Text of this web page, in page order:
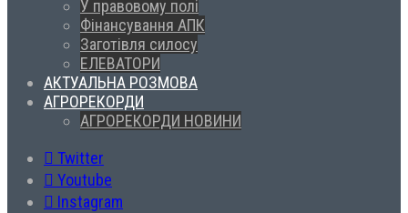
У правовому полі
Фінансування АПК
Заготівля силосу
ЕЛЕВАТОРИ
АКТУАЛЬНА РОЗМОВА
АГРОРЕКОРДИ
АГРОРЕКОРДИ НОВИНИ
Twitter
Youtube
Instagram